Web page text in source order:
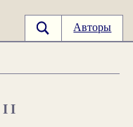
Авторы
II